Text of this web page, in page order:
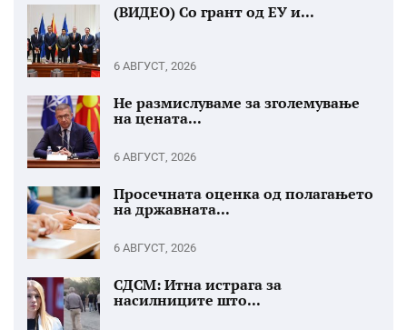
(ВИДЕО) Со грант од ЕУ и...
6 АВГУСТ, 2026
Не размислуваме за зголемување
на цената...
6 АВГУСТ, 2026
Просечната оценка од полагањето
на државната...
6 АВГУСТ, 2026
СДСМ: Итна истрага за
насилниците што...